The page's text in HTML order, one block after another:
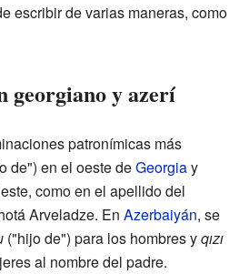
escribir de varias maneras, como
georgiano y azerí
patronímicas más
de") en el oeste deGeorgiay
como en el apellido del
Arveladze. En Azerbaiyán, se
("hijo de") para los hombres yqızı
al nombre del padre.